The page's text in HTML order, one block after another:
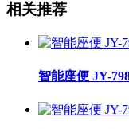
相关推荐
智能座便 JY-